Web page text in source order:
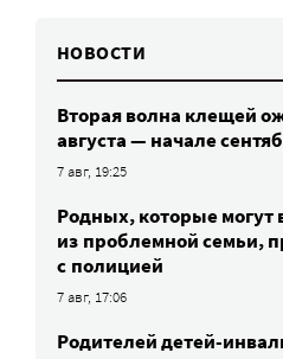
НОВОСТИ
Вторая волна клещей
августа — начале
7 авг, 19:25
Родных, которые могут
из проблемной семьи,
с полицией
7 авг, 17:06
Родителей детей-